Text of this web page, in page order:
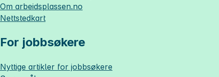
Om arbeidsplassen.no
Nettstedkart
For jobbsøkere
Nyttige artikler for jobbsøkere